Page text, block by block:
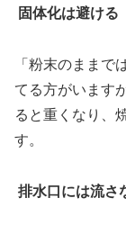
固体化は避ける
「粉末のままで
てる方がいます
ると重くなり、
す。
排水口には流さ